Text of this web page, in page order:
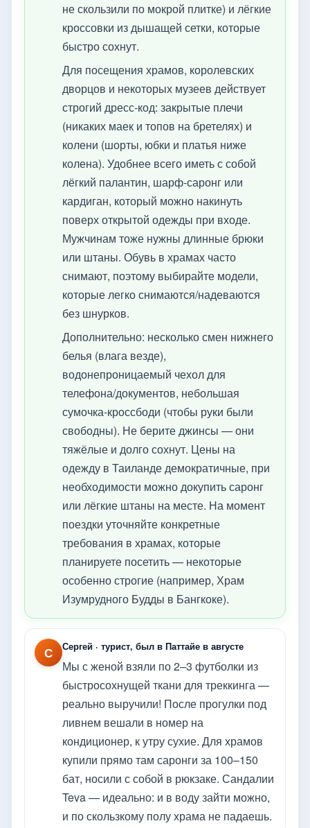
не скользили по мокрой плитке) и лёгкие
кроссовки из дышащей сетки, которые
быстро сохнут.
Для посещения храмов, королевских
дворцов и некоторых музеев действует
строгий дресс-код: закрытые плечи
(никаких маек и топов на бретелях) и
колени (шорты, юбки и платья ниже
колена). Удобнее всего иметь с собой
лёгкий палантин, шарф-саронг или
кардиган, который можно накинуть
поверх открытой одежды при входе.
Мужчинам тоже нужны длинные брюки
или штаны. Обувь в храмах часто
снимают, поэтому выбирайте модели,
которые легко снимаются/надеваются
без шнурков.
Дополнительно: несколько смен нижнего
белья (влага везде),
водонепроницаемый чехол для
телефона/документов, небольшая
сумочка-кроссбоди (чтобы руки были
свободны). Не берите джинсы — они
тяжёлые и долго сохнут. Цены на
одежду в Таиланде демократичные, при
необходимости можно докупить саронг
или лёгкие штаны на месте. На момент
поездки уточняйте конкретные
требования в храмах, которые
планируете посетить — некоторые
особенно строгие (например, Храм
Изумрудного Будды в Бангкоке).
С Сергей · турист, был в Паттайе в августе
Мы с женой взяли по 2–3 футболки из
быстросохнущей ткани для треккинга —
реально выручили! После прогулки под
ливнем вешали в номер на
кондиционер, к утру сухие. Для храмов
купили прямо там саронги за 100–150
бат, носили с собой в рюкзаке. Сандалии
Teva — идеально: и в воду зайти можно,
и по скользкому полу храма не падаешь.